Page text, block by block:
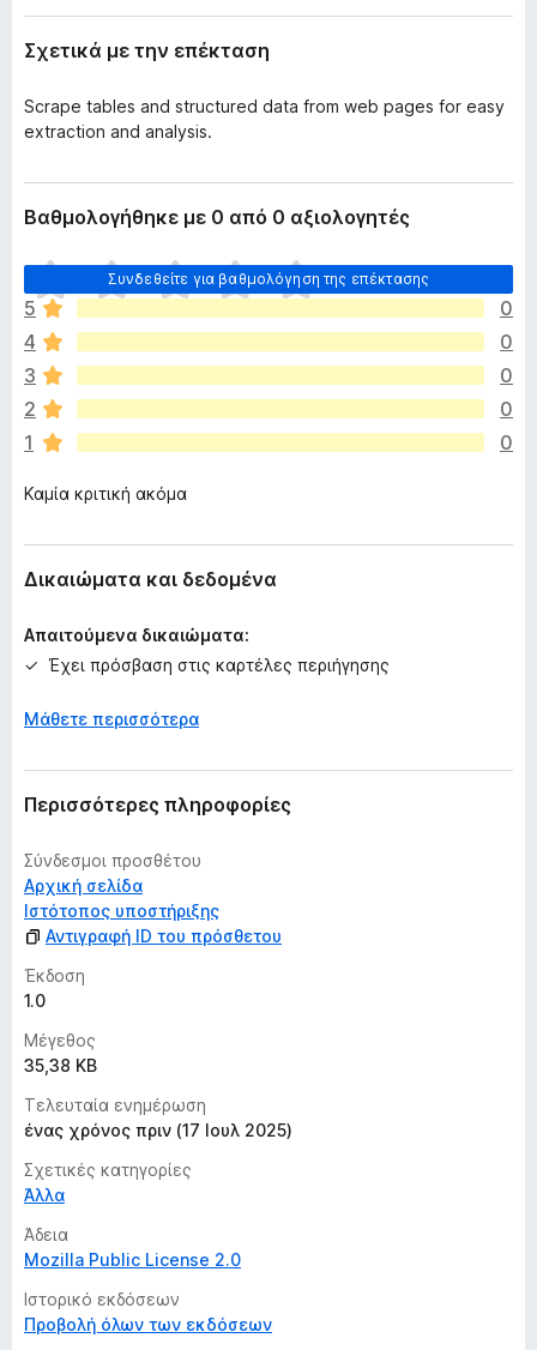
τ
ο
π
ή
η
η
ς
F
i
r
o
τ
σ
η
Σχετικά με την επέκταση
Scrape tables and structured data from web pages for easy
extraction and analysis.
Βαθμολογήθηκε με 0 από 0 αξιολογητές
Συνδεθείτε για βαθμολόγηση της επέκτασης
Δ
ε
ν
υ
π
ά
ρ
χ
υ
α
κ
μ
β
θ
ο
λ
γ
ε
ς
5
0
4
0
3
0
2
0
1
0
Καμία κριτική ακόμα
Δικαιώματα και δεδομένα
Απαιτούμενα δικαιώματα:
Έχει πρόσβαση στις καρτέλες περιήγησης
Μάθετε περισσότερα
Περισσότερες πληροφορίες
Σύνδεσμοι προσθέτου
Αρχική σελίδα
Ιστότοπος υποστήριξης
Αντιγραφή ID του πρόσθετου
Έκδοση
1.0
Μέγεθος
35,38 KB
Τελευταία ενημέρωση
ένας χρόνος πριν (17 Ιουλ 2025)
Σχετικές κατηγορίες
Άλλα
Άδεια
Mozilla Public License 2.0
Ιστορικό εκδόσεων
Προβολή όλων των εκδόσεων